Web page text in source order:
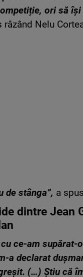
ori să
râzând Nelu
de stânga”, a
dintre Jean
ce-am supărat-
a declarat
(…) Știu că